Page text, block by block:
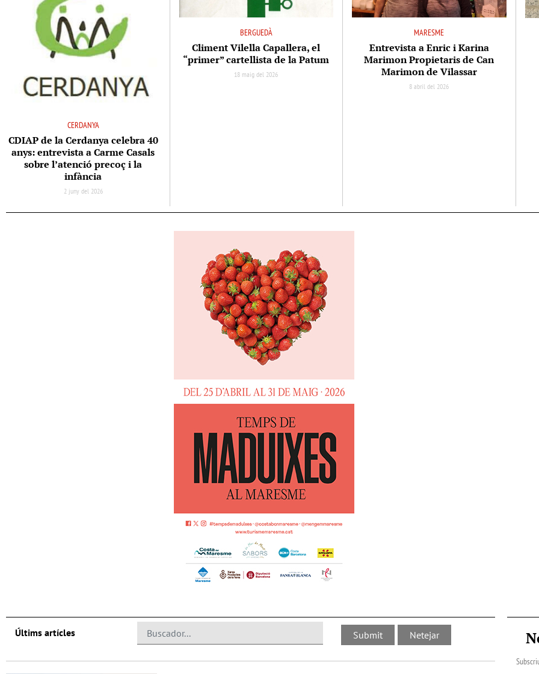
CERDANYA
CDIAP de la Cerdanya celebra 40
anys: entrevista a Carme Casals
sobre l’atenció precoç i la
infància
2 juny del 2026
BERGUEDÀ
Climent Vilella Capallera, el
“primer” cartellista de la Patum
18 maig del 2026
MARESME
Entrevista a Enric i Karina
Marimon Propietaris de Can
Marimon de Vilassar
8 abril del 2026
Últims artícles